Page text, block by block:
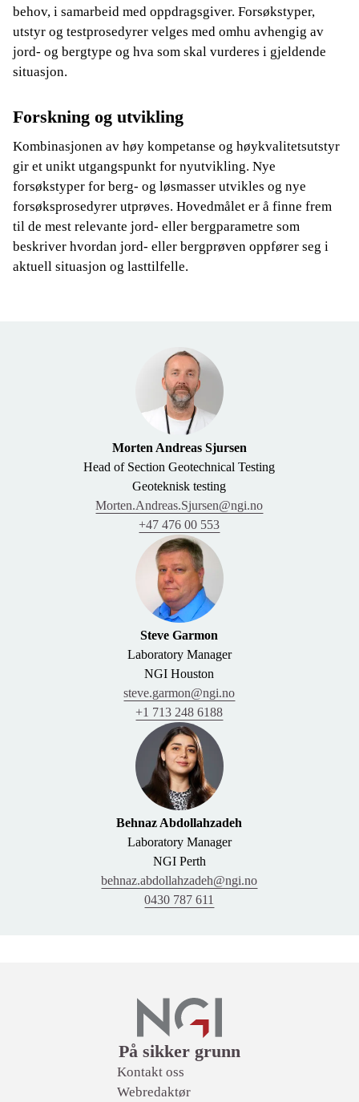
behov, i samarbeid med oppdragsgiver. Forsøkstyper,
utstyr og testprosedyrer velges med omhu avhengig av
jord- og bergtype og hva som skal vurderes i gjeldende
situasjon.
Forskning og utvikling
Kombinasjonen av høy kompetanse og høykvalitetsutstyr
gir et unikt utgangspunkt for nyutvikling. Nye
forsøkstyper for berg- og løsmasser utvikles og nye
forsøksprosedyrer utprøves. Hovedmålet er å finne frem
til de mest relevante jord- eller bergparametre som
beskriver hvordan jord- eller bergprøven oppfører seg i
aktuell situasjon og lasttilfelle.
Morten Andreas Sjursen
Head of Section Geotechnical Testing
Geoteknisk testing
Morten.Andreas.Sjursen@ngi.no
+47 476 00 553
Steve Garmon
Laboratory Manager
NGI Houston
steve.garmon@ngi.no
+1 713 248 6188
Behnaz Abdollahzadeh
Laboratory Manager
NGI Perth
behnaz.abdollahzadeh@ngi.no
0430 787 611
På sikker grunn
Lenker
Kontakt oss
Webredaktør